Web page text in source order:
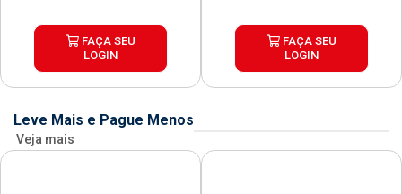
FAÇA SEU
LOGIN
FAÇA SEU
LOGIN
Leve Mais e Pague Menos
Veja mais